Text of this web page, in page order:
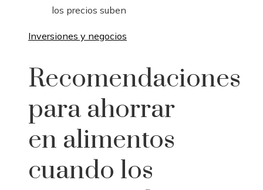
los precios suben
Inversiones y negocios
Recomendaciones
para ahorrar
en alimentos
cuando los